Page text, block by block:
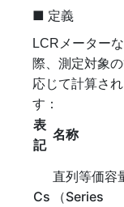
■ 定義
LCRメーター
際、測定対象
応じて計算さ
す：
表
記
名称
Cs
直列等価容
（Series